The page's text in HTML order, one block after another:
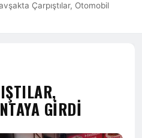
Çarpıştılar, Otomobil
GIRDI